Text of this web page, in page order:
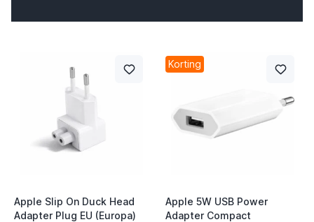
Apple Slip On Duck Head
Adapter Plug EU (Europa)
Korting
Apple 5W USB Power
Adapter Compact